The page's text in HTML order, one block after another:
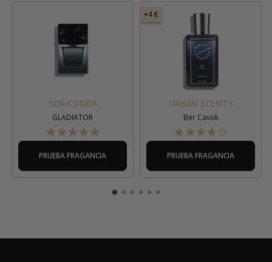
SORA DORA
GLADIATOR
PRUEBA FRAGANCIA
+4 €
URBAN SCENTS
Ber Cavok
PRUEBA FRAGANCIA